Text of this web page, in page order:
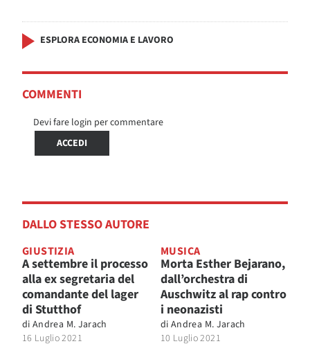
ESPLORA ECONOMIA E LAVORO
COMMENTI
Devi fare login per commentare
ACCEDI
DALLO STESSO AUTORE
GIUSTIZIA
A settembre il processo
alla ex segretaria del
comandante del lager
di Stutthof
di Andrea M. Jarach
16 Luglio 2021
MUSICA
Morta Esther Bejarano,
dall’orchestra di
Auschwitz al rap contro
i neonazisti
di Andrea M. Jarach
10 Luglio 2021